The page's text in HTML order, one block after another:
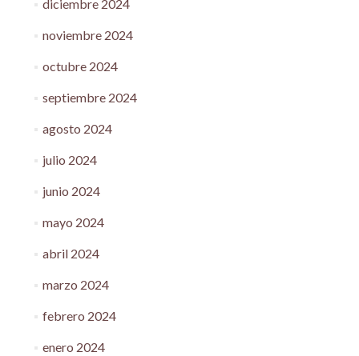
diciembre 2024
noviembre 2024
octubre 2024
septiembre 2024
agosto 2024
julio 2024
junio 2024
mayo 2024
abril 2024
marzo 2024
febrero 2024
enero 2024